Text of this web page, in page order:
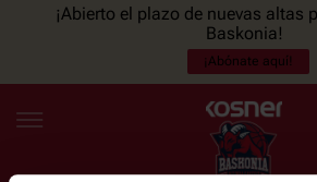
¡Abierto el plazo de nuevas altas
Baskonia!
¡Abónate aquí!